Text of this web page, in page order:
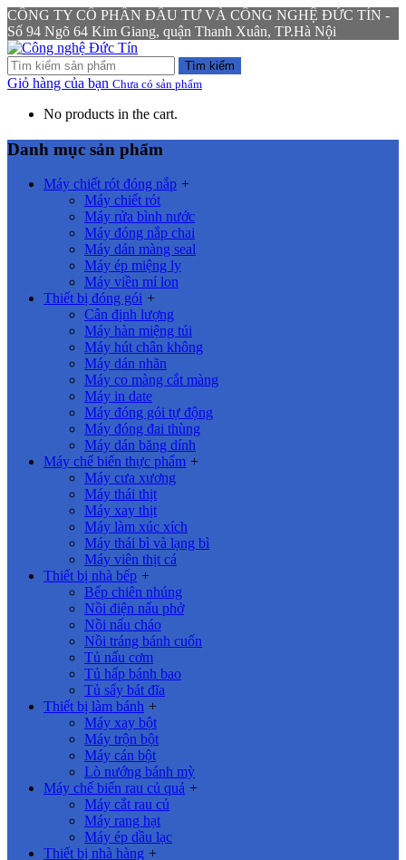
CÔNG TY CỔ PHẦN ĐẦU TƯ VÀ CÔNG NGHỆ ĐỨC TÍN -
Số 94 Ngõ 64 Kim Giang, quận Thanh Xuân, TP.Hà Nội
Tìm kiếm
Giỏ hàng của bạn Chưa có sản phẩm
No products in the cart.
Danh mục sản phẩm
Máy chiết rót đóng nắp +
Máy chiết rót
Máy rửa bình nước
Máy đóng nắp chai
Máy dán màng seal
Máy ép miệng ly
Máy viền mí lon
Thiết bị đóng gói +
Cân định lượng
Máy hàn miệng túi
Máy hút chân không
Máy dán nhãn
Máy co màng cắt màng
Máy in date
Máy đóng gói tự động
Máy đóng đai thùng
Máy dán băng dính
Máy chế biến thực phẩm +
Máy cưa xương
Máy thái thịt
Máy xay thịt
Máy làm xúc xích
Máy thái bì và lạng bì
Máy viên thịt cá
Thiết bị nhà bếp +
Bếp chiên nhúng
Nồi điện nấu phở
Nồi nấu cháo
Nồi tráng bánh cuốn
Tủ nấu cơm
Tủ hấp bánh bao
Tủ sấy bát đĩa
Thiết bị làm bánh +
Máy xay bột
Máy trộn bột
Máy cán bột
Lò nướng bánh mỳ
Máy chế biến rau củ quả +
Máy cắt rau củ
Máy rang hạt
Máy ép dầu lạc
Thiết bị nhà hàng +